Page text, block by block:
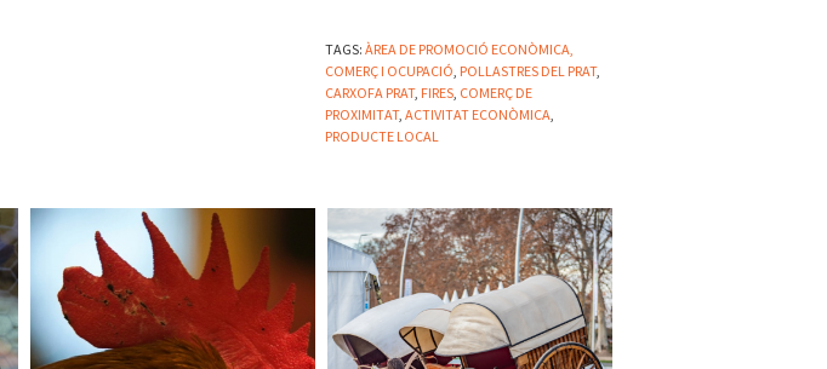
TAGS: ÀREA DE PROMOCIÓ ECONÒMICA,
COMERÇ I OCUPACIÓ, POLLASTRES DEL PRAT,
CARXOFA PRAT, FIRES, COMERÇ DE
PROXIMITAT, ACTIVITAT ECONÒMICA,
PRODUCTE LOCAL